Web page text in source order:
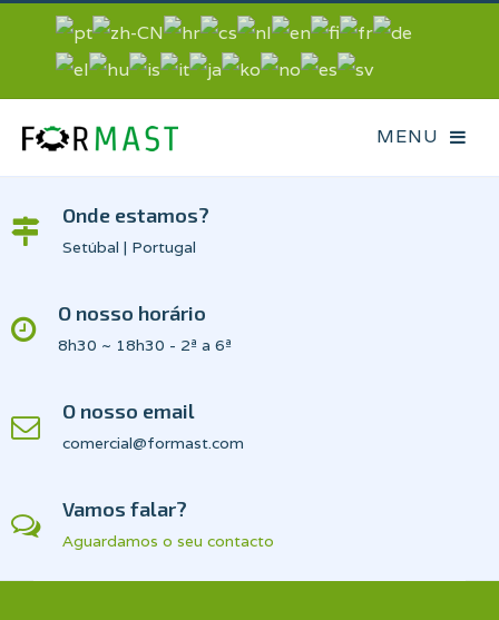
Onde estamos?
Setúbal | Portugal
O nosso horário
8h30 ~ 18h30 - 2ª a 6ª
O nosso email
comercial@formast.com
Vamos falar?
Aguardamos o seu contacto